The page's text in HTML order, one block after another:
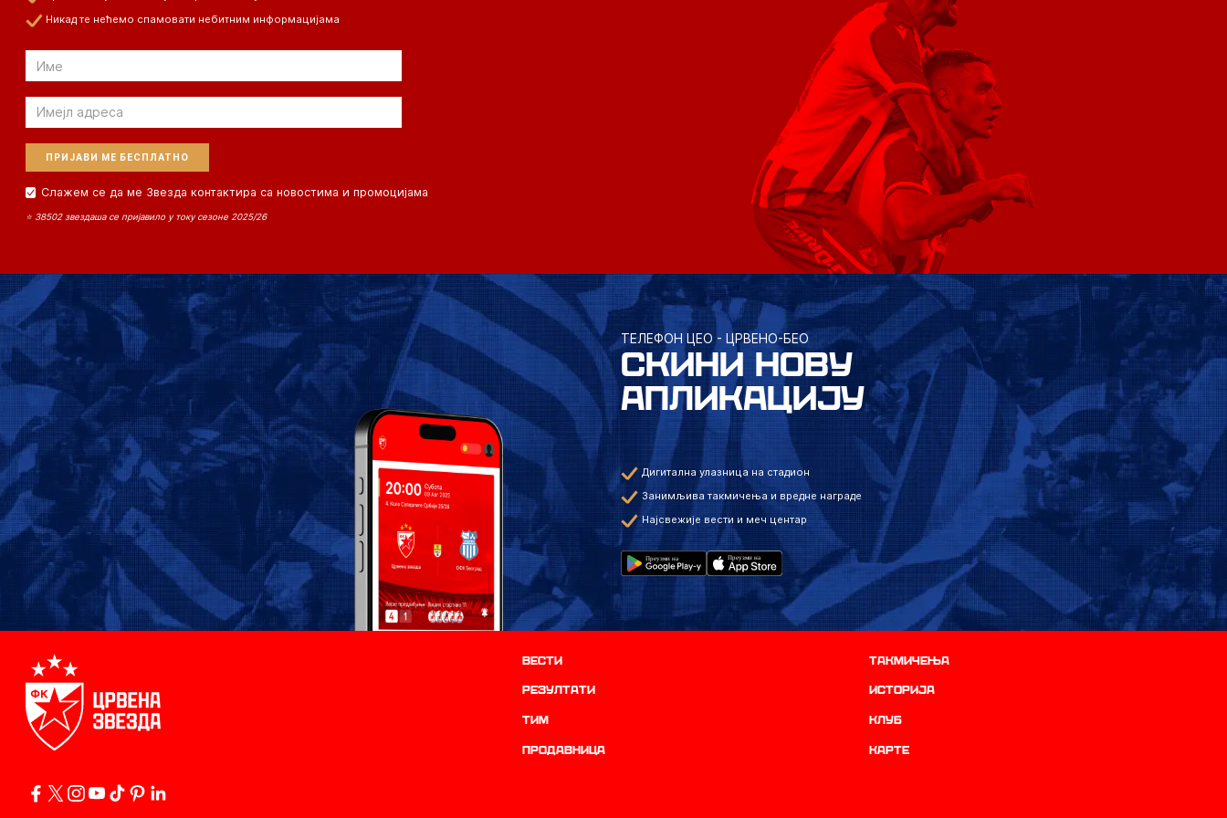
Никад те нећемо спамовати небитним информацијама
Email
Email
Слажем се да ме Звезда контактира са новостима и промоцијама
⭐ 38502 звездаша се пријавило у току сезоне 2025/26
ТЕЛЕФОН ЦЕО - ЦРВЕНО-БЕО
СКИНИ НОВУ
АПЛИКАЦИЈУ
Дигитална улазница на стадион
Занимљива такмичења и вредне награде
Најсвежије вести и меч центар
Вести Такмичења
резултати историја
ТИМ Клуб
продавница Карте